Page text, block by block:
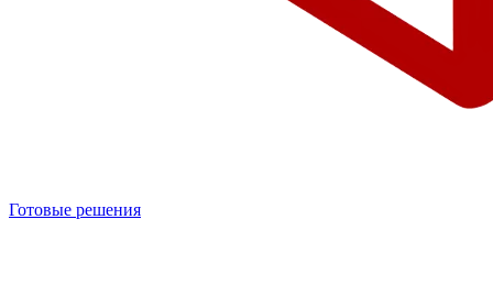
Готовые решения